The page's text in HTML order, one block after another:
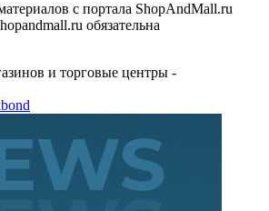
с портала ShopAndMall.ru
обязательна
и торговые центры -